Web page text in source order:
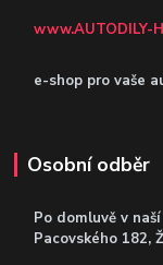
www.AUTODILY-
e-shop pro vaše
Osobní odběr
Po domluvě v
Pacovského 182,